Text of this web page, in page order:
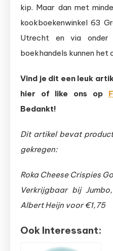
kip. Maar dan met
kookboekenwinkel 63
Utrecht en via onder
boekhandels kunnen het
Vind je dit een leuk
hier of like ons op
Bedankt!
Dit artikel bevat
gekregen:
Roka Cheese Crispies
Verkrijgbaar bij
Albert Heijn voor €1,75
Ook Interessant: